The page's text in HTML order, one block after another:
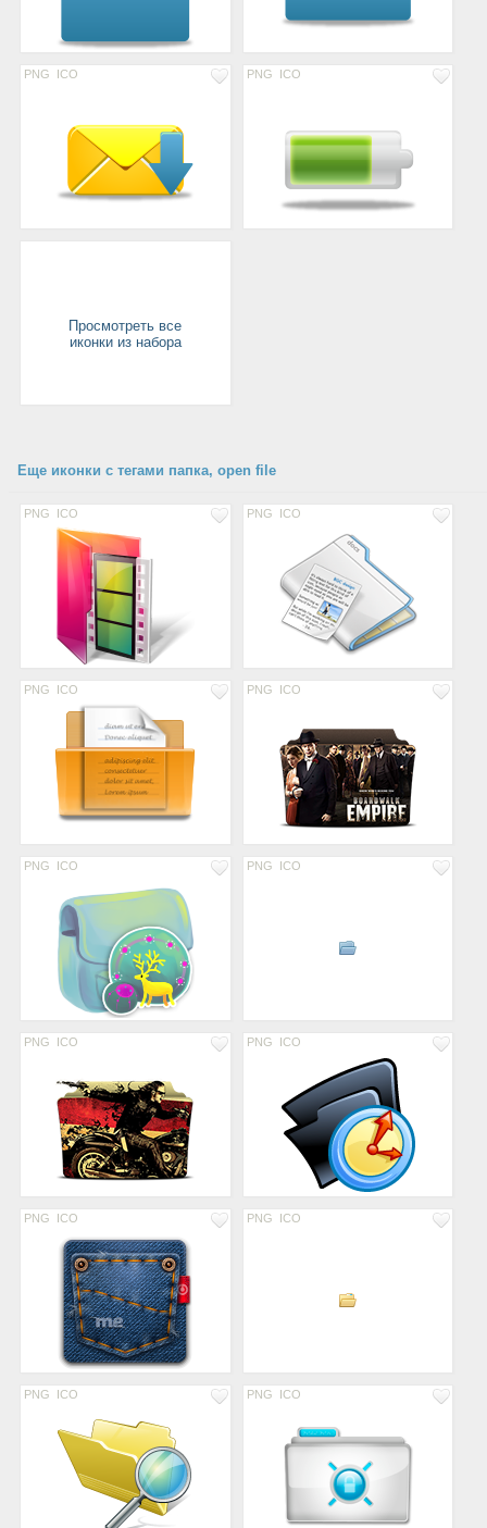
PNG ICO PNG ICO
Просмотреть все
иконки из набора
Еще иконки с тегами папка, open file
PNG ICO PNG ICO
PNG ICO PNG ICO
PNG ICO PNG ICO
PNG ICO PNG ICO
PNG ICO PNG ICO
PNG ICO PNG ICO